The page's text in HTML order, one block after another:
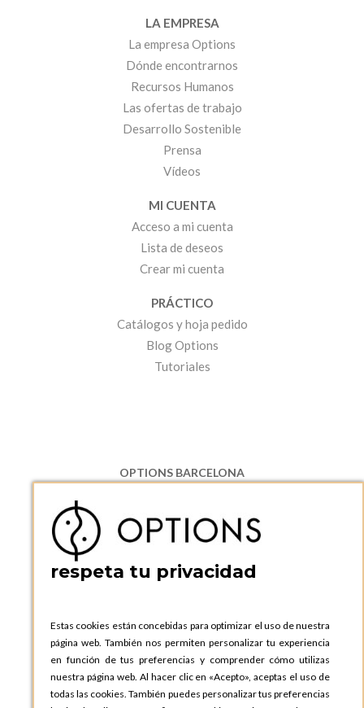
LA EMPRESA
La empresa Options
Dónde encontrarnos
Recursos Humanos
Las ofertas de trabajo
Desarrollo Sostenible
Prensa
Vídeos
MI CUENTA
Acceso a mi cuenta
Lista de deseos
Crear mi cuenta
PRÁCTICO
Catálogos y hoja pedido
Blog Options
Tutoriales
OPTIONS BARCELONA
08130 Santa Perpetua de Moguda, Barcelona
ESPAñA
Teléfono:
+34 935 724 041
OPTIONS BARCELONA SHOWROOM
ESPAñA
Teléfono:+34 935 724 041
OPTIONS MADRID
C. Lucio Emilio Cándido, 6,
respeta tu privacidad
Estas cookies están concebidas para optimizar el uso de nuestra
página web. También nos permiten personalizar tu experiencia
en función de tus preferencias y comprender cómo utilizas
nuestra página web. Al hacer clic en «Acepto», aceptas el uso de
todas las cookies. También puedes personalizar tus preferencias